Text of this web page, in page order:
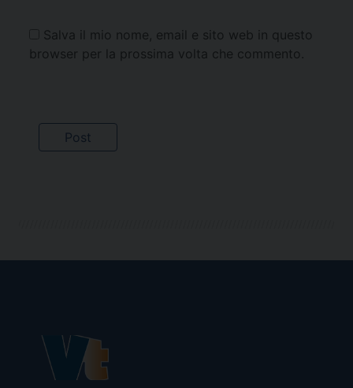
Salva il mio nome, email e sito web in questo
browser per la prossima volta che commento.